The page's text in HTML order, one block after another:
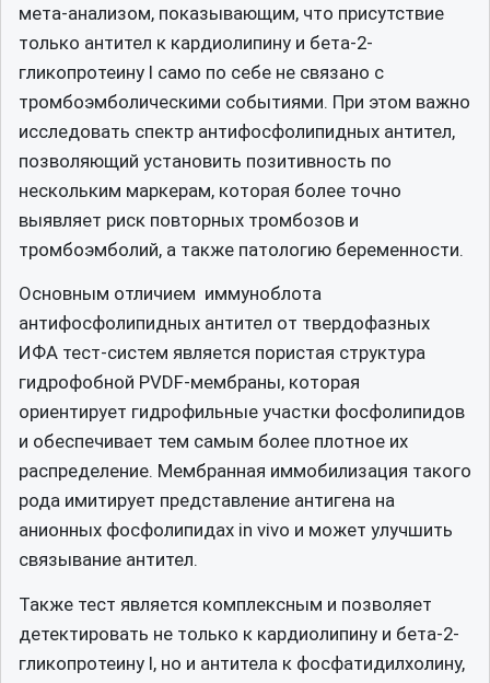
мета-анализом, показывающим, что присутствие
только антител к кардиолипину и бета-2-
гликопротеину I само по себе не связано с
тромбоэмболическими событиями. При этом важно
исследовать спектр антифосфолипидных антител,
позволяющий установить позитивность по
нескольким маркерам, которая более точно
выявляет риск повторных тромбозов и
тромбоэмболий, а также патологию беременности.
Основным отличием иммуноблота
антифосфолипидных антител от твердофазных
ИФА тест-систем является пористая структура
гидрофобной PVDF-мембраны, которая
ориентирует гидрофильные участки фосфолипидов
и обеспечивает тем самым более плотное их
распределение. Мембранная иммобилизация такого
рода имитирует представление антигена на
анионных фосфолипидах in vivo и может улучшить
связывание антител.
Также тест является комплексным и позволяет
детектировать не только к кардиолипину и бета-2-
гликопротеину I, но и антитела к фосфатидилхолину,